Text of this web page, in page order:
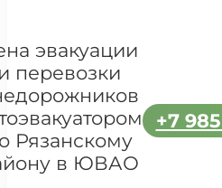
эвакуации
перевозки
Рязанскому
в ЮВАО
+7